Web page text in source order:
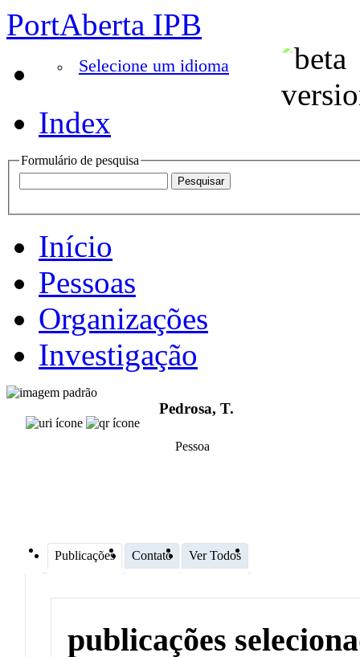
PortAberta IPB
Selecione um idioma
Index
Formulário de pesquisa
Início
Pessoas
Organizações
Investigação
Pedrosa, T.
Pessoa
Publicações Contato Ver Todos
publicações